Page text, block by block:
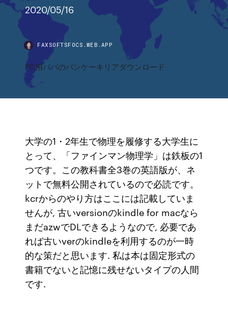
2020/05/16
FAXSOFTSFOCS.WEB.APP
PC用パパのパンケーキリアダウンロード
大学の1・2年生で物理を履修する大学生に
とって、「ファインマン物理学」は鉄板の1
つです。この教科書全3巻の英語版が、ネ
ットで無料公開されているので必読です。
kcrからのやり方はここには記載していま
せんが, 古いversionのkindle for macなら
まだazwでDLできるようなので, 必要であ
れば古いverのkindleを利用するのが一時
的な策だと思います. 私は本は固定形式の
書籍でないと記憶に残せないタイプの人間
です.